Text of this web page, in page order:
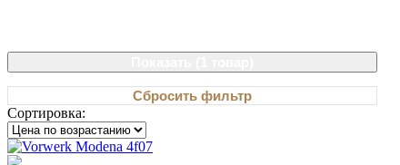
Сбросить фильтр
Сортировка: